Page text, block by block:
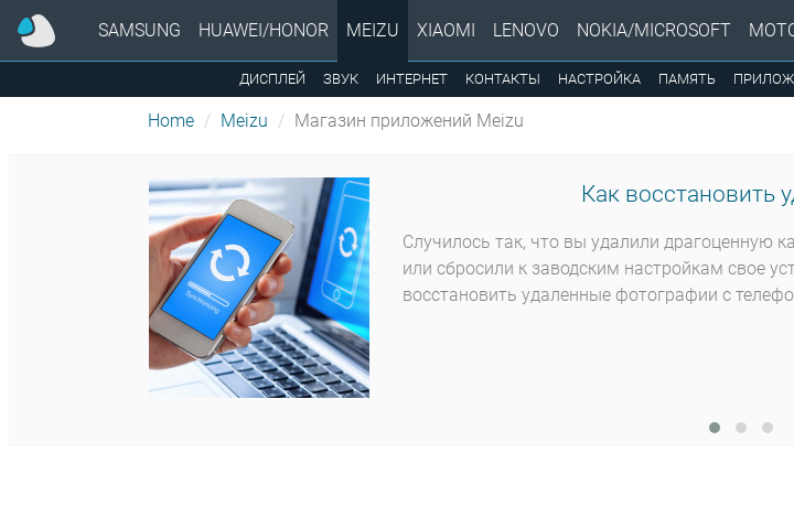
SAMSUNG HUAWEI/HONOR MEIZU
ДИСПЛЕЙ ЗВУК ИНТЕРНЕТ КОНТАКТЫ НАСТРОЙКА ПАМЯТЬ
XIAOMI LENOVO NOKIA/MICROSOFT
Home Meizu Магазин приложений Meizu
Как восстановить
Случилось так, что вы удалили драгоценную
или сбросили к заводским настройкам свое
восстановить удаленные фотографии с